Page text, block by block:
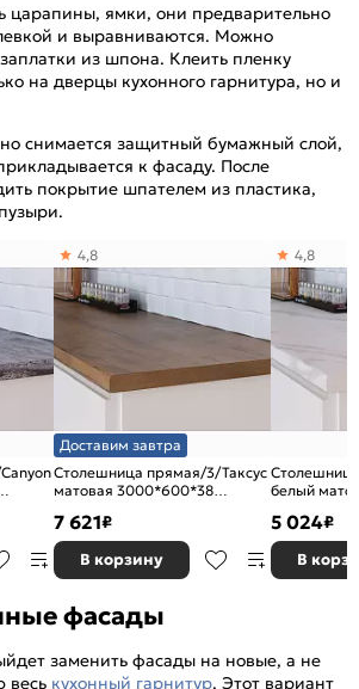
царапины, ямки, они предварительно
и выравниваются. Можно
из шпона. Клеить пленку
на дверцы кухонного гарнитура, но и
снимается защитный бумажный слой,
к фасаду. После
покрытие шпателем из пластика,
Доставим завтра
Столешница прямая/3/Таксус
матовая 3000*600*38
4,8
7 621₽
В корзину
белый
4,8
5 024₽
В
фасады
заменить фасады на новые, а не
весь кухонный гарнитур. Этот вариант